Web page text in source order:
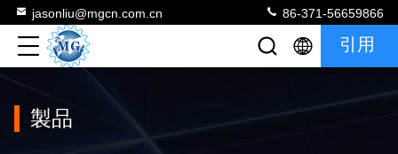
jasonliu@mgcn.com.cn 86-371-56659866
引用
製品